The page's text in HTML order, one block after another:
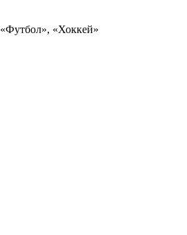
«Хоккей»